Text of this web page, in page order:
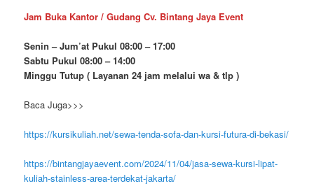
Jam Buka Kantor / Gudang Cv. Bintang Jaya Event
Senin – Jum’at Pukul 08:00 – 17:00
Sabtu Pukul 08:00 – 14:00
Minggu Tutup ( Layanan 24 jam melalui wa & tlp )
Baca Juga>>>
https://kursikuliah.net/sewa-tenda-sofa-dan-kursi-futura-di-bekasi/
https://bintangjayaevent.com/2024/11/04/jasa-sewa-kursi-lipat-
kuliah-stainless-area-terdekat-jakarta/